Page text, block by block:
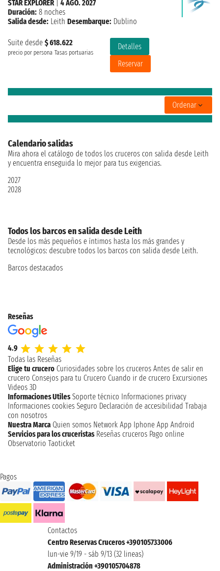
Suite desde $ 618.622
precio por persona Tasas portuarias
Detalles
Reservar
STAR EXPLORER
4 AGO. 2027
Duración: 8 noches
Salida desde: Leith Desembarque: Dublino
Ordenar
Calendario salidas
Mira ahora el catálogo de todos los cruceros con salida desde Leith
y encuentra enseguida lo mejor para tus exigencias.
2027
2028
Todos los barcos en salida desde Leith
Desde los más pequeños e íntimos hasta los más grandes y
tecnológicos: descubre todos los barcos con salida desde Leith.
Barcos destacados
Reseñas
4.9
Todas las Reseñas
Elige tu crucero Curiosidades sobre los cruceros Antes de salir en
crucero Consejos para tu Crucero Cuando ir de crucero Excursiones
Videos 3D
Informaciones Utiles Soporte técnico Informaciones privacy
Informaciones cookies Seguro Declaración de accesibilidad Trabaja
con nosotros
Nuestra Marca Quien somos Network App Iphone App Android
Servicios para los cruceristas Reseñas cruceros Pago online
Observatorio Taoticket
Pagos
Contactos
Centro Reservas Cruceros +390105733006
lun-vie 9/19 - sáb 9/13 (32 lineas)
Administración +390105704878